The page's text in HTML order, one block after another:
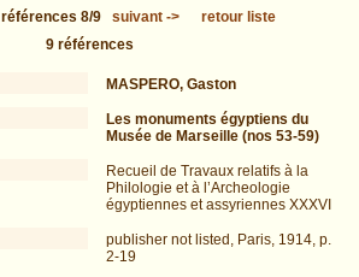
références 8/9 suivant->
retour liste
9 références
MASPERO, Gaston
Les monuments égyptiens du
Musée de Marseille (nos 53-59)
Recueil de Travaux relatifs à la
Philologie et à l’Archeologie
égyptiennes et assyriennes XXXVI
publisher not listed, Paris, 1914, p.
2-19